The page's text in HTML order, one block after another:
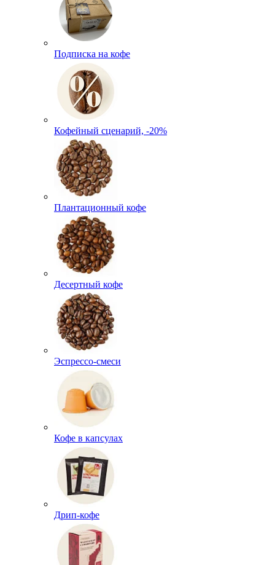
Подписка на кофе
Кофейный сценарий, -20%
Плантационный кофе
Десертный кофе
Эспрессо-смеси
Кофе в капсулах
Дрип-кофе